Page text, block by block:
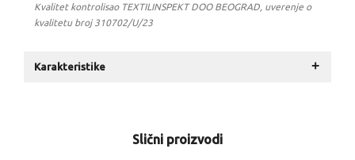
Kvalitet kontrolisao TEXTILINSPEKT DOO BEOGRAD, uverenje o
kvalitetu broj 310702/U/23
Karakteristike +
Slični proizvodi